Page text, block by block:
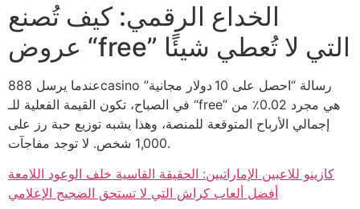
الخداع الرقمي: كيف تُصنع
عروض “free” التي لا تُعطي شيئًا
عندما يرسل 888casino رسالة “احصل على 10 دولار مجانية”
في الصباح، تكون القيمة الفعلية للـ “free” هي مجرد 0.02٪ من
إجمالي الأرباح المتوقعة للمنصة، وهذا يشبه توزيع حبة رز على
1,000 شخص. لا توجد مفاجآت.
كازينو للاعبين الإماراتيين: الحقيقة القاسية خلف الوعود اللامعة
أفضل ألعاب كراش التي لا تستحق الضجيج الإعلامي